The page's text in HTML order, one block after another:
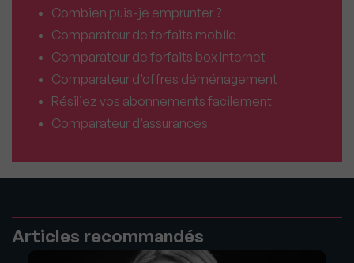
Combien puis-je emprunter ?
Comparateur de forfaits mobile
Comparateur de forfaits box Internet
Comparateur d’offres déménagement
Résiliez vos abonnements facilement
Comparateur d’assurances
Articles recommandés